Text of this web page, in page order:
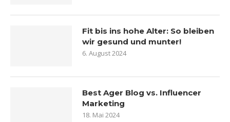
Fit bis ins hohe Alter: So bleiben
wir gesund und munter!
6. August 2024
Best Ager Blog vs. Influencer
Marketing
18. Mai 2024